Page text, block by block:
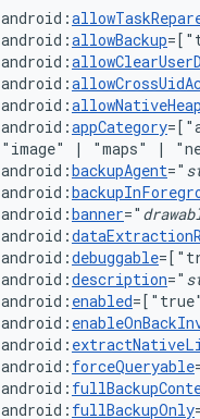
android:
android:allowBackup
android:
android:
android:
android:appCategory
"image"
| "maps" |
android:backupAgent="
android:
android:banner="
android:
android:debuggable
android:description="
android: enabled=["true"
android:
android:
android: forceQueryable
android:
android: fullBackupOnly